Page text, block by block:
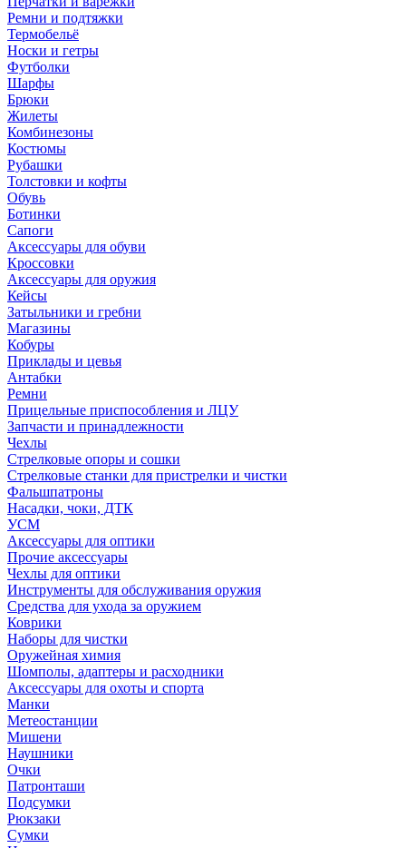
Ремни и подтяжки
Термобельё
Носки и гетры
Футболки
Шарфы
Брюки
Жилеты
Комбинезоны
Костюмы
Рубашки
Толстовки и кофты
Обувь
Ботинки
Сапоги
Аксессуары для обуви
Кроссовки
Аксессуары для оружия
Кейсы
Затыльники и гребни
Магазины
Кобуры
Приклады и цевья
Антабки
Ремни
Прицельные приспособления и ЛЦУ
Запчасти и принадлежности
Чехлы
Стрелковые опоры и сошки
Стрелковые станки для пристрелки и чистки
Фальшпатроны
Насадки, чоки, ДТК
УСМ
Аксессуары для оптики
Прочие аксессуары
Чехлы для оптики
Инструменты для обслуживания оружия
Средства для ухода за оружием
Коврики
Наборы для чистки
Оружейная химия
Шомполы, адаптеры и расходники
Аксессуары для охоты и спорта
Манки
Метеостанции
Мишени
Наушники
Очки
Патронташи
Подсумки
Рюкзаки
Сумки